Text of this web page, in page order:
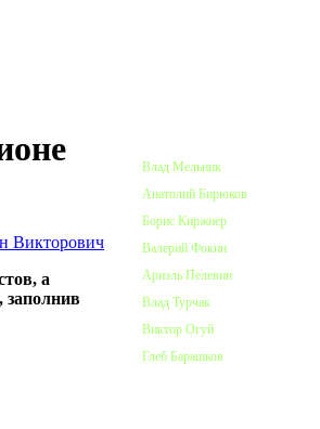
Викторович
а
заполнив
Влад Мельник
Анатолий Бирюков
Борис Киржнер
Валерий Фокин
Ариэль Пелевин
Влад Турчак
Виктор Огуй
Глеб Барашков